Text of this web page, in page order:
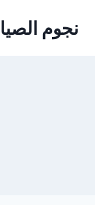
نجوم الصيانة